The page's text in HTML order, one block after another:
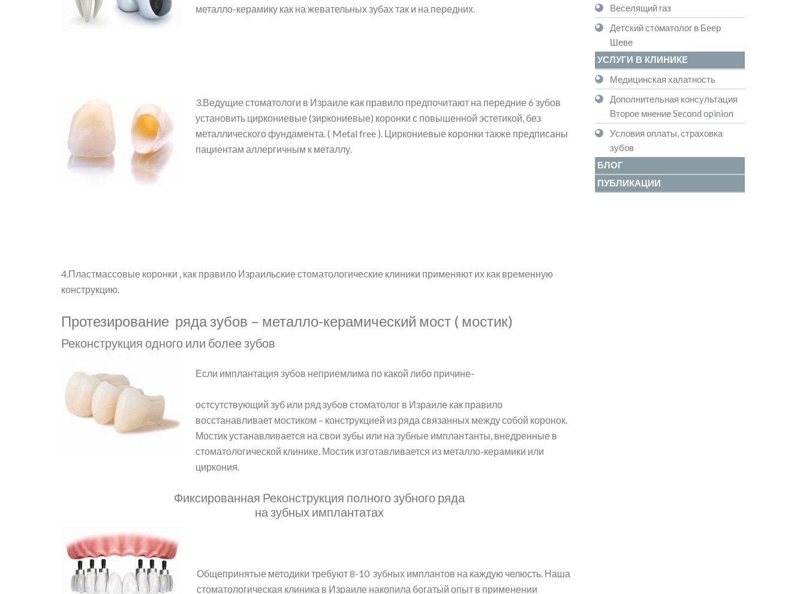
металло-керамику как на жевательных зубах так и на передних.
3.Ведущие стоматологи в Израиле как правило предпочитают на передние 6 зубов
установить циркониевые (зиркониевые) коронки с повышенной эстетикой, без
металлического фундамента. ( Metal free ). Циркониевые коронки также предписаны
пациентам аллергичным к металлу.
4.Пластмассовые коронки , как правило Израильские стоматологические клиники применяют их как временную
конструкцию.
Протезирование ряда зубов – металло-керамический мост ( мостик)
Реконструкция одного или более зубов
Если имплантация зубов неприемлима по какой либо причине-
остсутствующий зуб или ряд зубов стоматолог в Израиле как правило
восстанавливает мостиком – конструкцией из ряда связанных между собой коронок.
Мостик устанавливается на свои зубы или на зубные имплантанты, внедренные в
стоматологической клинике. Мостик изготавливается из металло-керамики или
циркония.
Фиксированная Реконструкция полного зубного ряда
на зубных имплантатах
Общепринятые методики требуют 8-10 зубных имплантов на каждую челюсть. Наша
стоматологическая клиника в Израиле накопила богатый опыт в применении
Веселящий газ
Детский стоматолог в Беер
Шеве
УСЛУГИ В КЛИНИКЕ
Медицинская халатность
Дополнительная консультация
Второе мнение Second opinion
Условия оплаты, страховка
зубов
БЛОГ
ПУБЛИКАЦИИ